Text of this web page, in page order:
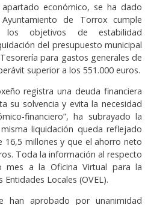
económico, se ha dado
de Torrox cumple
los objetivos de estabilidad
del presupuesto municipal
para gastos generales de
superior a los 551.000 euros.
registra una deuda financiera
su solvencia y evita la necesidad
financiero”, ha subrayado la
liquidación queda reflejado
millones y que el ahorro neto
Toda la información al respecto
mes a la Oficina Virtual para la
Locales (OVEL).
aprobado por unanimidad